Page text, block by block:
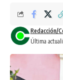
Última
Redacción/